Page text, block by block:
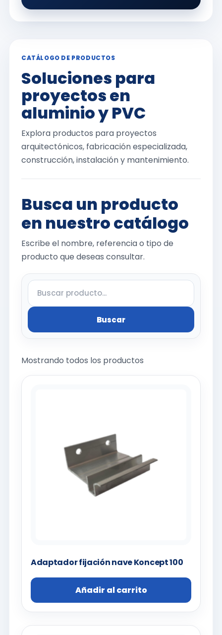
CATÁLOGO DE PRODUCTOS
Soluciones para
proyectos en
aluminio y PVC
Explora productos para proyectos
arquitectónicos, fabricación especializada,
construcción, instalación y mantenimiento.
Busca un producto
en nuestro catálogo
Escribe el nombre, referencia o tipo de
producto que deseas consultar.
Buscar
Mostrando todos los productos
Adaptador fijación nave Koncept 100
Añadir al carrito